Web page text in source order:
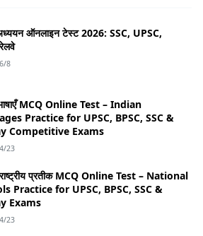
ऑनलाइन टेस्ट 2026: SSC, UPSC,
8
भाषाएँ MCQ Online Test – Indian
Practice for UPSC, BPSC, SSC &
Competitive Exams
23
प्रतीक MCQ Online Test – National
Practice for UPSC, BPSC, SSC &
Exams
23